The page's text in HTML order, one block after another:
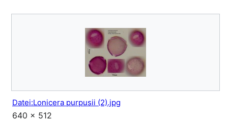
Datei:Lonicera purpusii (2).jpg
640 × 512